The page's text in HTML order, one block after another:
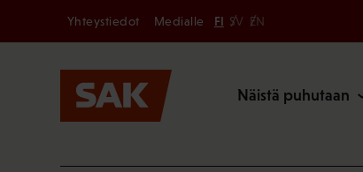
Secondary
Yhteystiedot Medialle FI SV EN
Näistä puhutaan